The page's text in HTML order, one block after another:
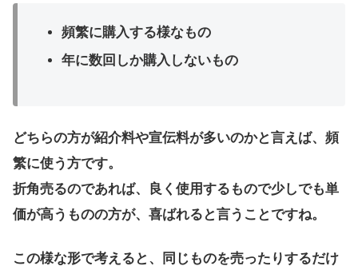
頻繁に購入する様なもの
年に数回しか購入しないもの
どちらの方が紹介料や宣伝料が多いのかと言えば、頻
繁に使う方です。
折角売るのであれば、良く使用するもので少しでも単
価が高うものの方が、喜ばれると言うことですね。
この様な形で考えると、同じものを売ったりするだけ